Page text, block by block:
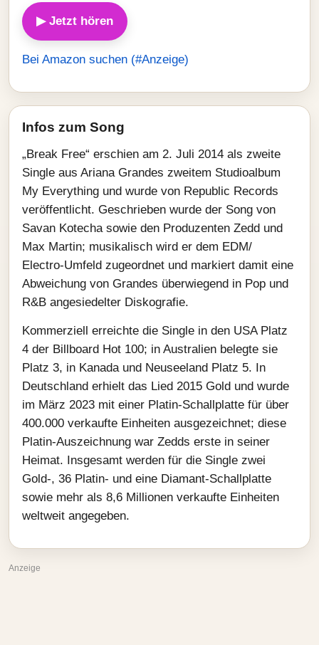
▶ Jetzt hören
Bei Amazon suchen (#Anzeige)
Infos zum Song
„Break Free“ erschien am 2. Juli 2014 als zweite
Single aus Ariana Grandes zweitem Studioalbum
My Everything und wurde von Republic Records
veröffentlicht. Geschrieben wurde der Song von
Savan Kotecha sowie den Produzenten Zedd und
Max Martin; musikalisch wird er dem EDM/
Electro-Umfeld zugeordnet und markiert damit eine
Abweichung von Grandes überwiegend in Pop und
R&B angesiedelter Diskografie.
Kommerziell erreichte die Single in den USA Platz
4 der Billboard Hot 100; in Australien belegte sie
Platz 3, in Kanada und Neuseeland Platz 5. In
Deutschland erhielt das Lied 2015 Gold und wurde
im März 2023 mit einer Platin-Schallplatte für über
400.000 verkaufte Einheiten ausgezeichnet; diese
Platin-Auszeichnung war Zedds erste in seiner
Heimat. Insgesamt werden für die Single zwei
Gold-, 36 Platin- und eine Diamant-Schallplatte
sowie mehr als 8,6 Millionen verkaufte Einheiten
weltweit angegeben.
Anzeige